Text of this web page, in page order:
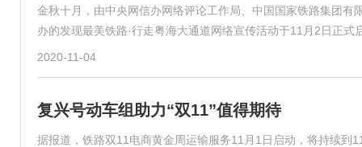
金秋十月，由中央网信办网络评论工作局、中国国家铁路集团
办的发现最美铁路·行走粤海大通道网络宣传活动于11月2日正式
2020-11-04
复兴号动车组助力“双11”值得期待
据报道，铁路双11电商黄金周运输服务11月1日启动，将持续到